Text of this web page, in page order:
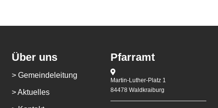
Über uns
> Gemeindeleitung
> Aktuelles
Pfarramt
Martin-Luther-Platz 1
84478 Waldkraiburg